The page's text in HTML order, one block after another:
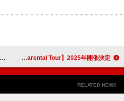
ASP、全国ツアー【Acid Suspicious Parental Tour】2025年開催決定
RELATED NEWS